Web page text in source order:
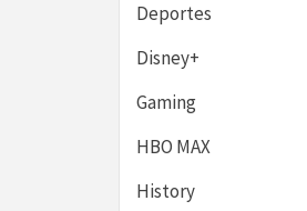
Deportes
Disney+
Gaming
HBO MAX
History